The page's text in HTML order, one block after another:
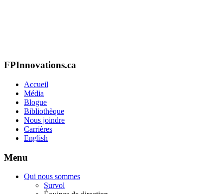
FPInnovations.ca
Accueil
Média
Blogue
Bibliothèque
Nous joindre
Carrières
English
Menu
Qui nous sommes
Survol